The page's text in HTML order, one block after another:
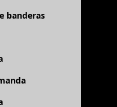
banderas